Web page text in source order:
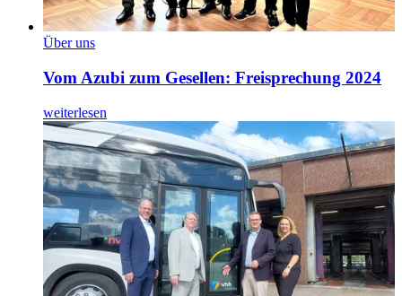
Über uns
Vom Azubi zum Gesellen: Freisprechung 2024
weiterlesen